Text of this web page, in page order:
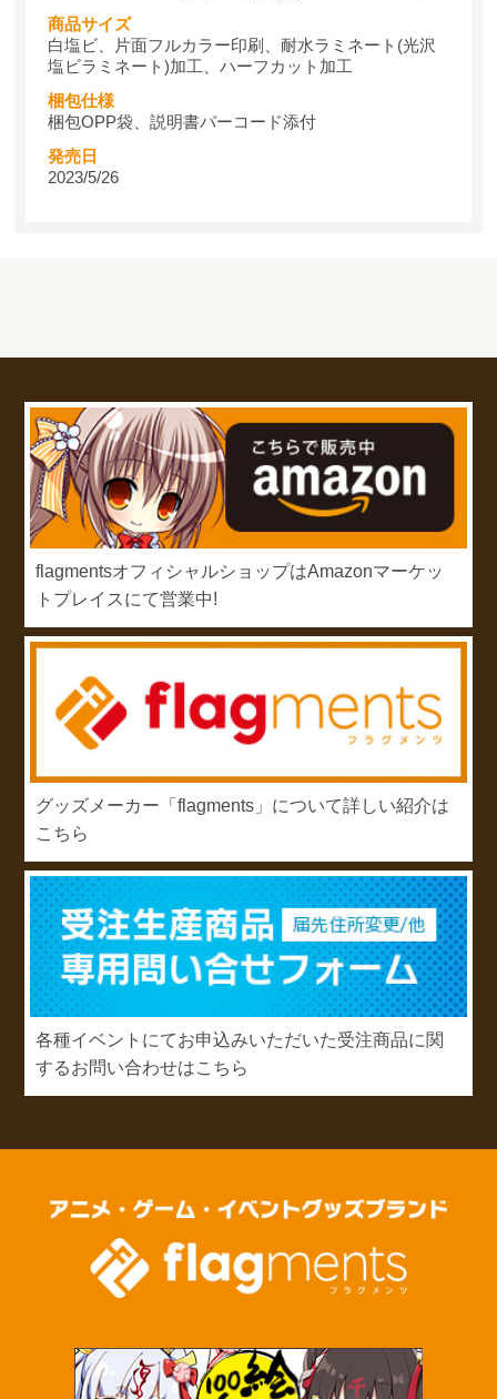
商品サイズ
白塩ビ、片面フルカラー印刷、耐水ラミネート(光沢
塩ビラミネート)加工、ハーフカット加工
梱包仕様
梱包OPP袋、説明書バーコード添付
発売日
2023/5/26
flagmentsオフィシャルショップはAmazonマーケッ
トプレイスにて営業中!
グッズメーカー「flagments」について詳しい紹介は
こちら
各種イベントにてお申込みいただいた受注商品に関
するお問い合わせはこちら